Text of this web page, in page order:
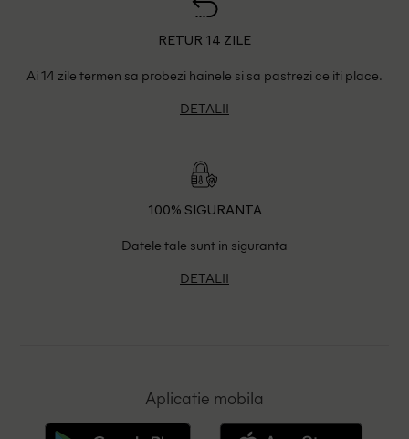
RETUR 14 ZILE
Ai 14 zile termen sa probezi hainele si sa pastrezi ce iti place.
DETALII
100% SIGURANTA
Datele tale sunt in siguranta
DETALII
Aplicatie mobila